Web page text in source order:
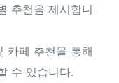
추천을 제시합니
카페 추천을 통해
수 있습니다.